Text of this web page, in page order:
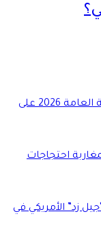
حسابات الضرورة: دلالات تنسيق الثانوية العامة 2026 على
احتجاجات
زد” الأمريكي في